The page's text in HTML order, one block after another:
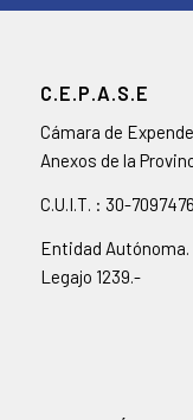
C.E.P.A.S.E
Cámara de
Anexos de la
C.U.I.T. : 30-
Entidad Autónoma.
Legajo 1239.-